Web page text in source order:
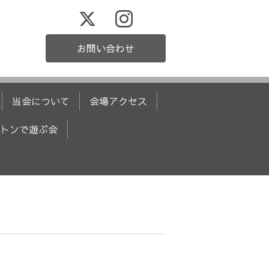
お問い合わせ
当会について 会場アクセス
ンで遊ぶ会